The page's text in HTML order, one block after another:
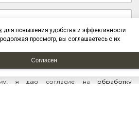
я даю согласие на обработку
для повышения удобства и эффективности
просмотр, вы соглашаетесь с их
Согласен